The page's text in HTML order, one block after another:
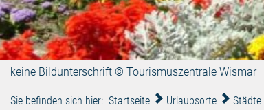
keine Bildunterschrift © Tourismuszentrale Wismar
Sie befinden sich hier: Startseite Urlaubsorte Städte